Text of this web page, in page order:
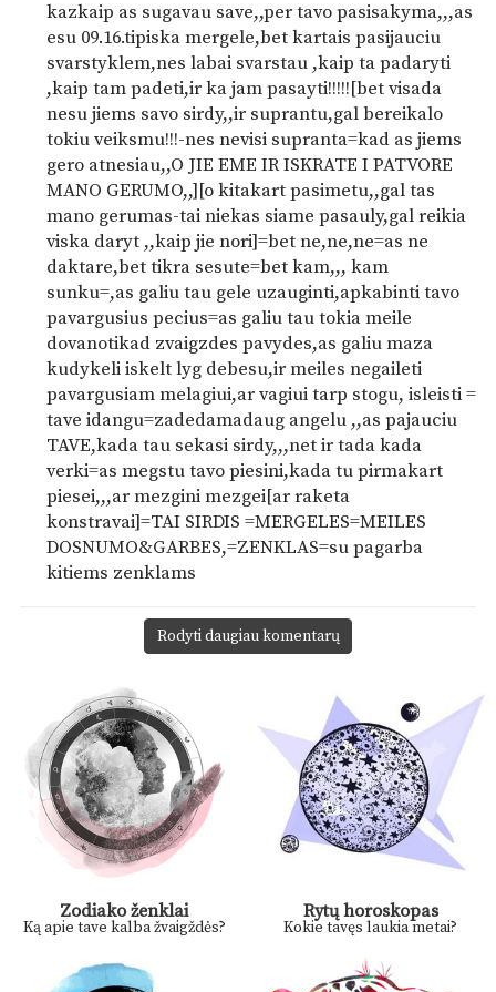
kazkaip as sugavau save,,per tavo pasisakyma,,,as
esu 09.16.tipiska mergele,bet kartais pasijauciu
svarstyklem,nes labai svarstau ,kaip ta padaryti
,kaip tam padeti,ir ka jam pasayti!!!!![bet visada
nesu jiems savo sirdy,,ir suprantu,gal bereikalo
tokiu veiksmu!!!-nes nevisi supranta=kad as jiems
gero atnesiau,,O JIE EME IR ISKRATE I PATVORE
MANO GERUMO,,][o kitakart pasimetu,,gal tas
mano gerumas-tai niekas siame pasauly,gal reikia
viska daryt ,,kaip jie nori]=bet ne,ne,ne=as ne
daktare,bet tikra sesute=bet kam,,, kam
sunku=,as galiu tau gele uzauginti,apkabinti tavo
pavargusius pecius=as galiu tau tokia meile
dovanotikad zvaigzdes pavydes,as galiu maza
kudykeli iskelt lyg debesu,ir meiles negaileti
pavargusiam melagiui,ar vagiui tarp stogu, isleisti =
tave idangu=zadedamadaug angelu ,,as pajauciu
TAVE,kada tau sekasi sirdy,,,net ir tada kada
verki=as megstu tavo piesini,kada tu pirmakart
piesei,,,ar mezgini mezgei[ar raketa
konstravai]=TAI SIRDIS =MERGELES=MEILES
DOSNUMO&GARBES,=ZENKLAS=su pagarba
kitiems zenklams
Rodyti daugiau komentarų
Zodiako ženklai
Ką apie tave kalba žvaigždės?
Rytų horoskopas
Kokie tavęs laukia metai?